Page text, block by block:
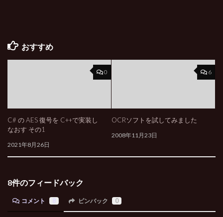
おすすめ
0
C# の AES 復号を C++で実装し
なおす その1
2021年8月26日
6
OCRソフトを試してみました
2008年11月23日
8件のフィードバック
コメント ピンバック 0